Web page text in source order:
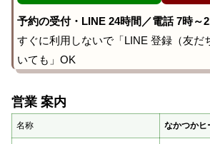
予約の受付・LINE 24時間／電話 7時～
すぐに利用しないで「LINE 登録（友だ
いても」OK
営業 案内
名称 なかつかヒ